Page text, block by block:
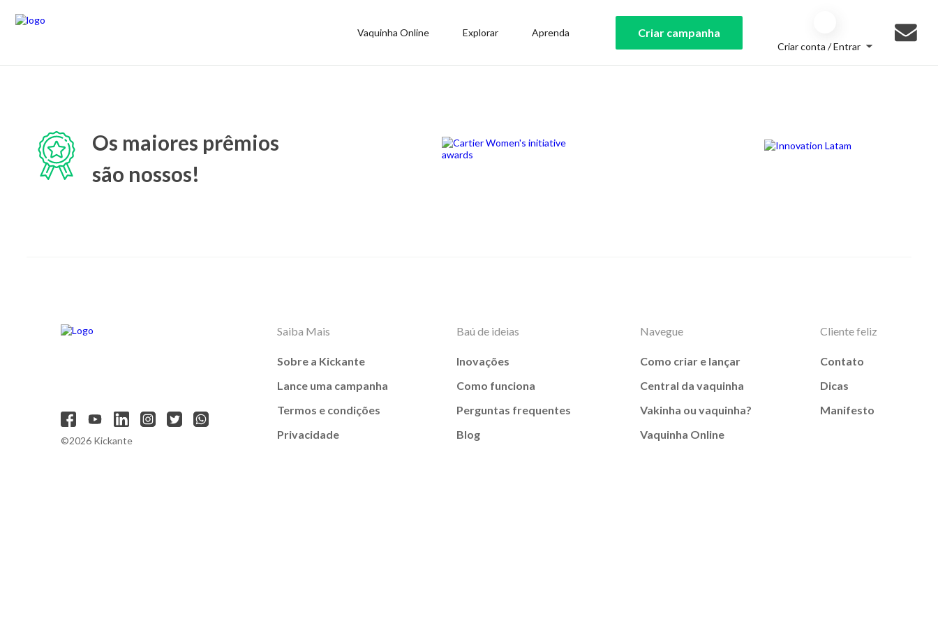
Vaquinha Online Explorar Aprenda Criar campanha
Criar conta / Entrar
Os maiores prêmios
são nossos!
©2026 Kickante
Saiba Mais
Sobre a Kickante
Lance uma campanha
Termos e condições
Privacidade
Baú de ideias
Inovações
Como funciona
Perguntas frequentes
Blog
Navegue
Como criar e lançar
Central da vaquinha
Vakinha ou vaquinha?
Vaquinha Online
Cliente feliz
Contato
Dicas
Manifesto